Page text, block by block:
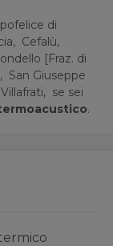
di
Cefalù,
[Fraz. di
San Giuseppe
Villafrati, se sei
.